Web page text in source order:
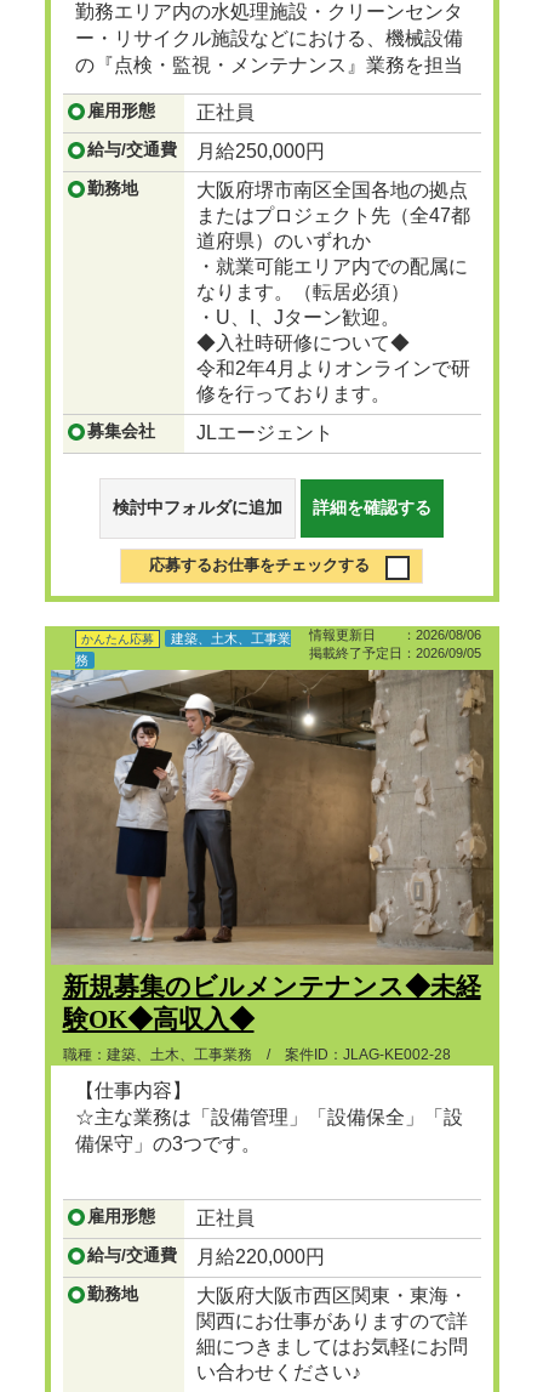
勤務エリア内の水処理施設・クリーンセンタ
ー・リサイクル施設などにおける、機械設備
の『点検・監視・メンテナンス』業務を担当
頂きます。
...つづきを見る
雇用形態 正社員
給与/交通費 月給250,000円
勤務地
大阪府堺市南区全国各地の拠点
またはプロジェクト先（全47都
道府県）のいずれか
・就業可能エリア内での配属に
なります。（転居必須）
・U、I、Jターン歓迎。
◆入社時研修について◆
令和2年4月よりオンラインで研
修を行っております。
募集会社 JLエージェント
検討中フォルダに追加 詳細を確認する
応募するお仕事をチェックする
情報更新日 ：2026/08/06
掲載終了予定日：2026/09/05
かんたん応募
建築、土木、工事業
務
新規募集のビルメンテナンス◆未経
験OK◆高収入◆
職種：建築、土木、工事業務 / 案件ID：JLAG-KE002-28
【仕事内容】
☆主な業務は「設備管理」「設備保全」「設
備保守」の3つです。
...つづきを見る
雇用形態 正社員
給与/交通費 月給220,000円
勤務地
大阪府大阪市西区関東・東海・
関西にお仕事がありますので詳
細につきましてはお気軽にお問
い合わせください♪